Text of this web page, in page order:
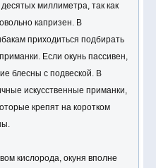
миллиметра, так как
капризен. В
приходиться подбирать
Если окунь пассивен,
блесны с подвеской. В
искусственные приманки,
крепят на коротком
кислорода, окуня вполне